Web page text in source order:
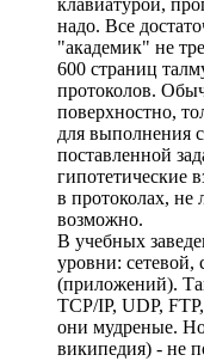
клавиатурой,
надо. Все
"академик" не
600 страниц
протоколов.
поверхностно,
для выполнения
поставленной
гипотетические
в протоколах, не
возможно.
В учебных
уровни: сетевой,
(приложений).
TCP/IP, UDP,
они мудреные.
википедия) - не